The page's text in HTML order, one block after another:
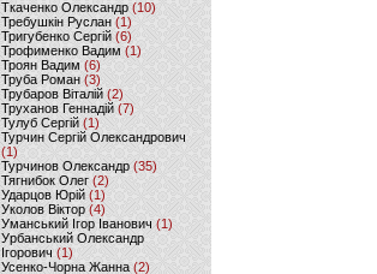
Ткаченко Олександр (10)
Требушкін Руслан (1)
Тригубенко Сергій(6)
Трофименко Вадим (1)
Троян Вадим (6)
Труба Роман(3)
Трубаров Віталій (2)
Труханов Геннадій (7)
Тулуб Сергій(1)
Турчин Сергій Олександрович
(1)
Турчинов Олександр(35)
Тягнибок Олег (2)
Ударцов Юрій (1)
Уколов Віктор(4)
Уманський Ігор Іванович(1)
Урбанський Олександр
Ігорович (1)
Усенко-Чорна Жанна (2)